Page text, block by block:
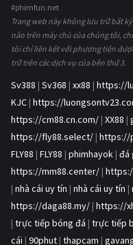
#phimfun.net
Trang web này không lưu trữ bất
nào trên máy chủ của chúng tôi,
tôi chỉ liên kết với phương tiện
trữ trên các dịch vụ của bên thứ 3.
Sv388 | Sv368 | xx88 | https://
KJC | https://
https://cm88.cn.com/ | XX88 |
https://fly88.select/ | https://
FLY88 | FLY88 | phimhayok | đá
https://mm88.center/ |
| nhà cái uy tín | nhà cái uy tín |
https://daga88.my/ | https://
| trực tiếp bóng đá | trực tiếp
cái | 90phut | thapcam |